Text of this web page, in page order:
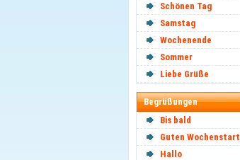
Schönen Tag
Samstag
Wochenende
Sommer
Liebe Grüße
Begrüßungen
Bis bald
Guten Wochenstart
Hallo